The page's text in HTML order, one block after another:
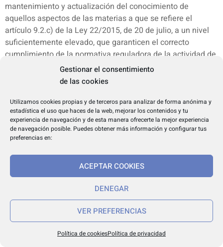
Gestionar el consentimiento
de las cookies
Utilizamos cookies propias y de terceros para analizar de forma anónima y
estadística el uso que haces de la web, mejorar los contenidos y tu
experiencia de navegación y de esta manera ofrecerte la mejor experiencia
de navegación posible. Puedes obtener más información y configurar tus
preferencias en:
ACEPTAR COOKIES
DENEGAR
VER PREFERENCIAS
Política de cookiesPolítica de privacidad
mantenimiento y actualización del conocimiento de
aquellos aspectos de las materias a que se refiere el
artículo 9.2.c) de la Ley 22/2015, de 20 de julio, a un nivel
suficientemente elevado, que garanticen el correcto
cumplimiento de la normativa reguladora de la actividad de
auditoría de cuentas en la realización de los trabajos de
auditoría aceptados. En el desarrollo reglamentario se
cumplido el requisito de formación continuada mínima,
cifrada en número de horas, que deben seguir y acreditar
los auditores de cuentas inscritos en situación de
ejercientes y de no ejercientes que se encuentren
mediante la realización de una serie de actividades.
Asimismo, se establecen los centros que pueden organizar
e impartir dichas actividades de formación, facilitando la
entrada a nuevos centros y a los grupos de auditores,
definiéndose las agrupaciones de sociedades y los grupos
de auditores, su acreditación y justificación y la remisión de
información anual a este respecto al Instituto de